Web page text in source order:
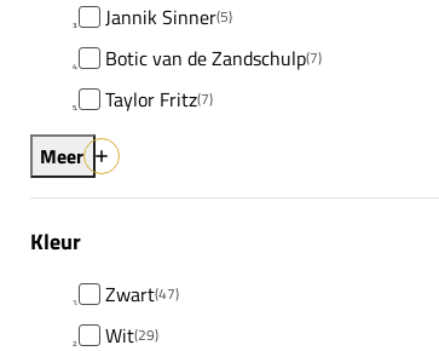
Jannik Sinner(5)
Botic van de Zandschulp(7)
Taylor Fritz(7)
Meer
Kleur
Zwart(47)
Wit(29)